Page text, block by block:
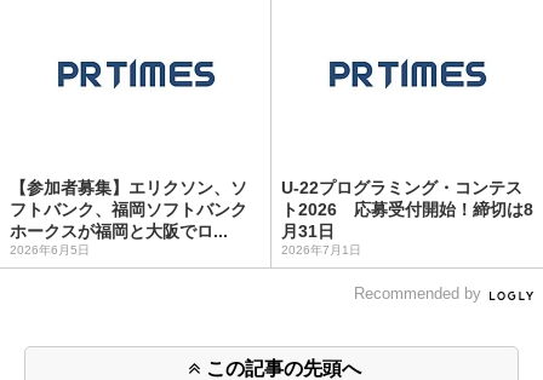
【参加者募集】エリクソン、ソ
フトバンク、福岡ソフトバンク
ホークスが福岡と大阪でロ...
2026年6月5日
U-22プログラミング・コンテス
ト2026 応募受付開始！締切は8
月31日
2026年7月1日
Recommended by
この記事の先頭へ